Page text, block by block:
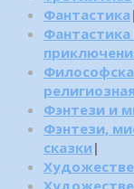
Фантастика |
Фантастика
Фэнтези и
Фэнтези,
сказки |